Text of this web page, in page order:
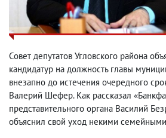
Совет депутатов Угловского района
кандидатур на должность главы
внезапно до истечения очередного
Валерий Шефер. Как рассказал
представительного органа Василий
объяснил свой уход некими семейными